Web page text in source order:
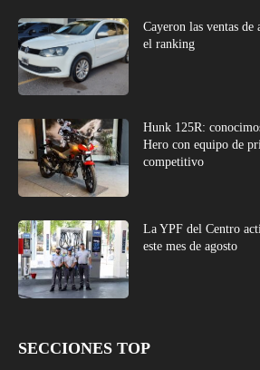
Cayeron las ventas de
el ranking
Hunk 125R:
Hero con equipo de
competitivo
La YPF del Centro
este mes de agosto
SECCIONES TOP